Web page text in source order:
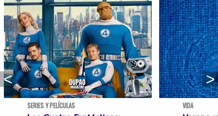
SERIES Y PELÍCULAS VIDA